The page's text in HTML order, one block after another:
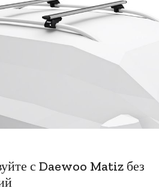
с Daewoo Matiz без